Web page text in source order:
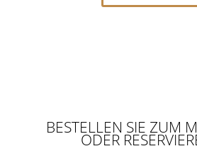
BESTELLEN SIE ZUM
ODER